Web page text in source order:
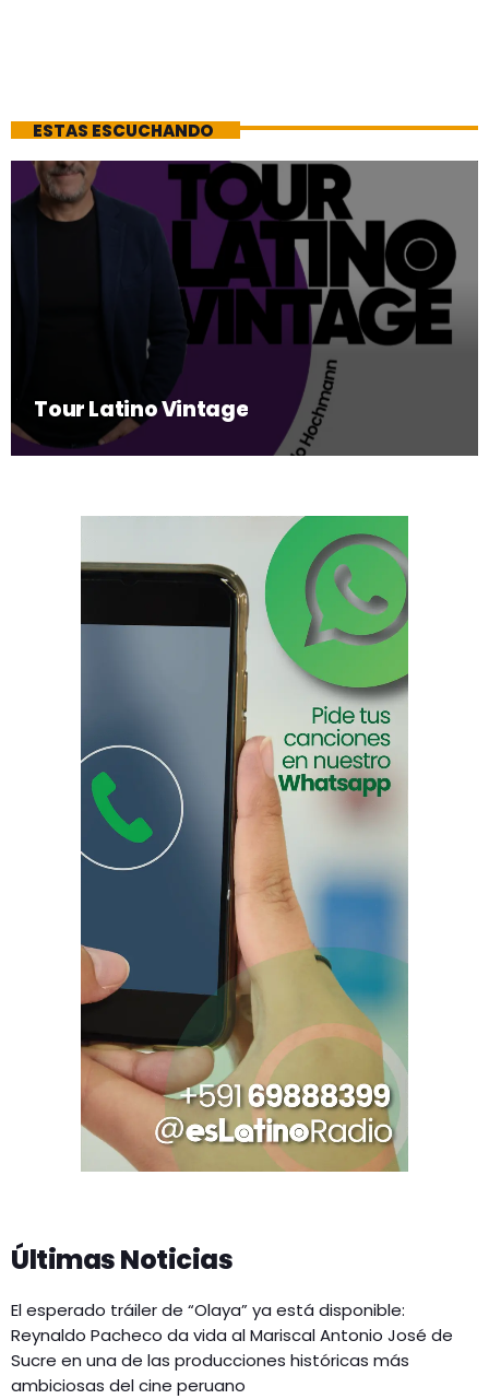
ESTAS ESCUCHANDO
Tour Latino Vintage
Últimas Noticias
El esperado tráiler de “Olaya” ya está disponible:
Reynaldo Pacheco da vida al Mariscal Antonio José de
Sucre en una de las producciones históricas más
ambiciosas del cine peruano